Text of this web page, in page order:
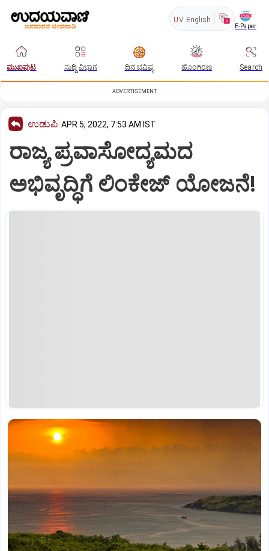
UV English
E-Paper
ಮುಖಪುಟ ಸುದ್ದಿ ವಿಭಾಗ ದಿನ ಭವಿಷ್ಯ ಹೊಂಗಿರಣ Search
ADVERTISEMENT
ಉಡುಪಿ APR 5, 2022, 7:53 AM IST
ರಾಜ್ಯ ಪ್ರವಾಸೋದ್ಯಮದ
ಅಭಿವೃದ್ಧಿಗೆ ಲಿಂಕೇಜ್‌ ಯೋಜನೆ!